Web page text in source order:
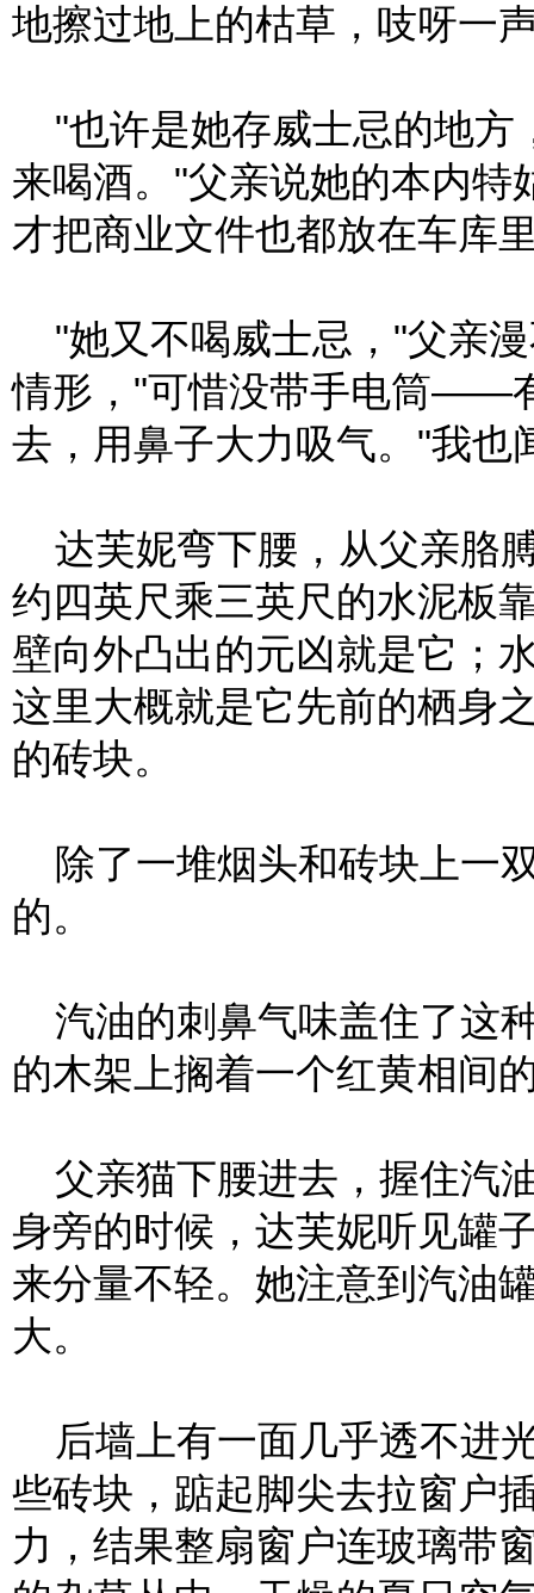
地擦过地上的枯草，吱呀一
"也许是她存威士忌的地方
来喝酒。"父亲说她的本内特
才把商业文件也都放在车库
"她又不喝威士忌，"父亲
情形，"可惜没带手电筒——
去，用鼻子大力吸气。"我也
达芙妮弯下腰，从父亲胳
约四英尺乘三英尺的水泥板
壁向外凸出的元凶就是它；
这里大概就是它先前的栖身
的砖块。
除了一堆烟头和砖块上一
的。
汽油的刺鼻气味盖住了这
的木架上搁着一个红黄相间
父亲猫下腰进去，握住汽
身旁的时候，达芙妮听见罐
来分量不轻。她注意到汽
大。
后墙上有一面几乎透不进
些砖块，踮起脚尖去拉窗户
力，结果整扇窗户连玻璃带